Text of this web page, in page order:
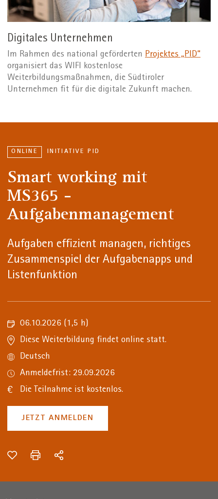
Digitales Unternehmen
Im Rahmen des national geförderten Projektes „PID“
organisiert das WIFI kostenlose
Weiterbildungsmaßnahmen, die Südtiroler
Unternehmen fit für die digitale Zukunft machen.
INITIATIVE PID
ONLINE
Smart working mit
MS365 -
Aufgabenmanagement
Aufgaben effizient managen, richtiges
Zusammenspiel der Aufgabenapps und
Listenfunktion
06.10.2026 (1,5 h)
Diese Weiterbildung findet online statt.
Deutsch
Anmeldefrist: 29.09.2026
Die Teilnahme ist kostenlos.
JETZT ANMELDEN